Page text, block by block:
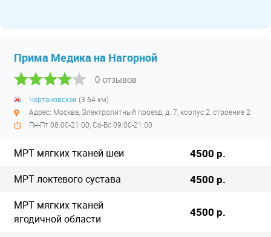
Прима Медика на Нагорной
0 отзывов
Чертановская (3.64 км)
Адрес: Москва, Электролитный проезд, д. 7, корпус 2, строение 2
Пн-Пт 08:00-21:00, Сб-Вс 09:00-21:00
МРТ мягких тканей шеи 4500 р.
МРТ локтевого сустава 4500 р.
МРТ мягких тканей
ягодичной области
4500 р.